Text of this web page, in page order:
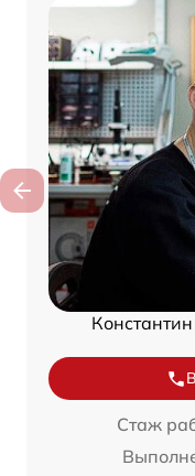
Стаж